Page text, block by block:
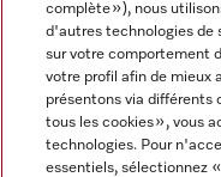
Informations légales
Miele sur Instagram
Miele sur Youtube
complète »), nous
d'autres technologies de
sur votre comportement
votre profil afin de mieux
présentons via différents
tous les cookies », vous
technologies. Pour
essentiels, sélectionnez